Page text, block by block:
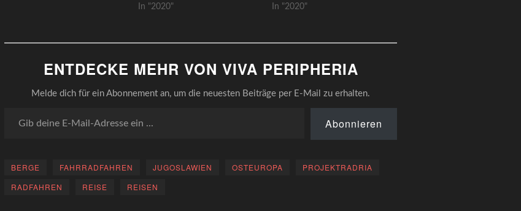
In "2020"
In "2020"
ENTDECKE MEHR VON VIVA PERIPHERIA
Melde dich für ein Abonnement an, um die neuesten Beiträge per E-Mail zu erhalten.
Abonnieren
BERGE FAHRRADFAHREN JUGOSLAWIEN OSTEUROPA
PROJEKTRADRIA
RADFAHREN
REISE REISEN